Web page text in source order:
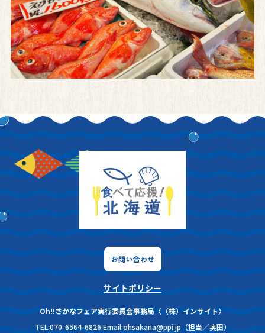
サイトポリシー
Oh!!さかなフェア実行委員会事務局〈（株）インサイト〉
TEL:070-6564-6826 Email:ohsakana@ppi.jp（担当／奥田）